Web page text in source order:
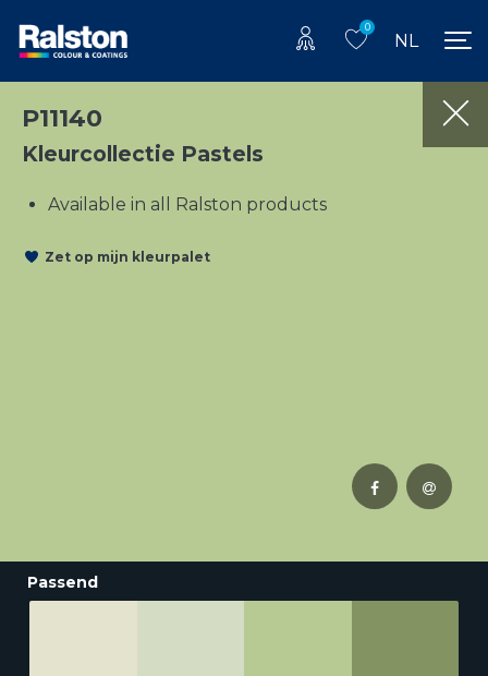
0
NL
P11140
Kleurcollectie Pastels
Available in all Ralston products
Zet op mijn kleurpalet
Passend